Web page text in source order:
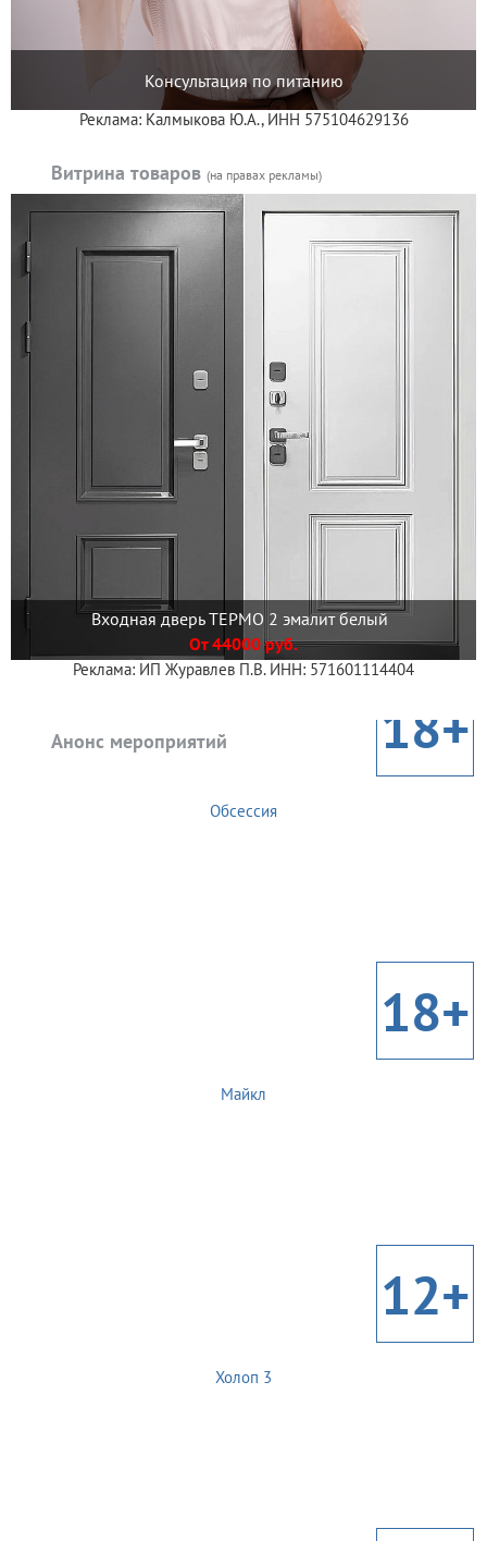
Консультация по питанию
Реклама: Калмыкова Ю.А., ИНН 575104629136
Витрина товаров (на правах рекламы)
Входная дверь ТЕРМО 2 эмалит белый
От 44000 руб.
Реклама: ИП Журавлев П.В. ИНН: 571601114404
Анонс мероприятий 18+
Обсессия
18+
Майкл
12+
Холоп 3